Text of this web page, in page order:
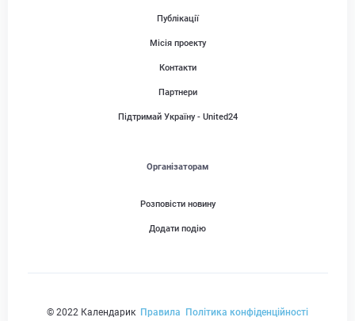
Публікації
Місія проекту
Контакти
Партнери
Підтримай Україну - United24
Організаторам
Розповісти новину
Додати подію
© 2022 Календарик Правила Політика конфіденційності